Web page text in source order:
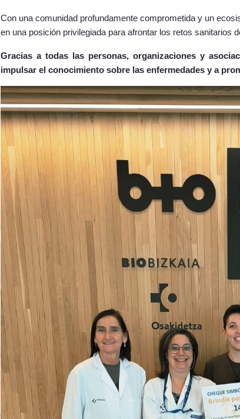
Con una comunidad profundamente comprometida y un
en una posición privilegiada para afrontar los retos sanitarios
Gracias a todas las personas, organizaciones y
impulsar el conocimiento sobre las enfermedades y a